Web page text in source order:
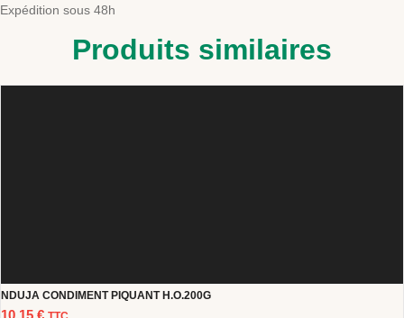
Expédition sous 48h
Produits similaires
NDUJA CONDIMENT PIQUANT H.O.200G
10,15 €